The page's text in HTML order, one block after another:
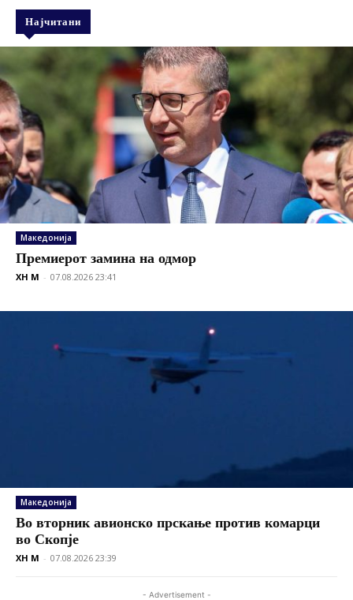
Најчитани
Македонија
Премиерот замина на одмор
XH M - 07.08.2026 23:41
Македонија
Во вторник авионско прскање против комарци
во Скопје
XH M - 07.08.2026 23:39
- Advertisement -